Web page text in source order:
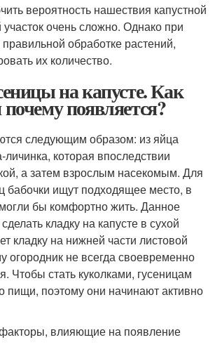
вероятность нашествия капустной
очень сложно. Однако при
обработке растений,
их количество.
на капусте. Как
появляется?
следующим образом: из яйца
личинка, которая впоследствии
а затем взрослым насекомым. Для
бабочки ищут подходящее место, в
бы комфортно жить. Данное
кладку на капусте в сухой
кладку на нижней части листовой
огородник не всегда своевременно
Чтобы стать куколками, гусеницам
пищи, поэтому они начинают активно
влияющие на появление